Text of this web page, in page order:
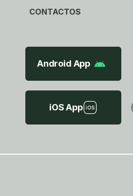
CONTACTOS
Android App
iOS App